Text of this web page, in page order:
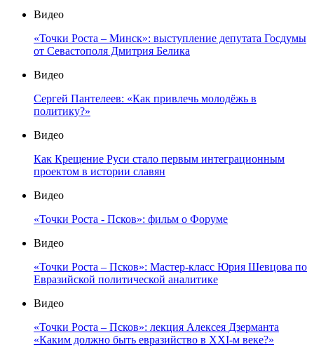
Видео
«Точки Роста – Минск»: выступление депутата Госдумы
от Севастополя Дмитрия Белика
Видео
Сергей Пантелеев: «Как привлечь молодёжь в
политику?»
Видео
Как Крещение Руси стало первым интеграционным
проектом в истории славян
Видео
«Точки Роста - Псков»: фильм о Форуме
Видео
«Точки Роста – Псков»: Мастер-класс Юрия Шевцова по
Евразийской политической аналитике
Видео
«Точки Роста – Псков»: лекция Алексея Дзерманта
«Каким должно быть евразийство в XXI-м веке?»